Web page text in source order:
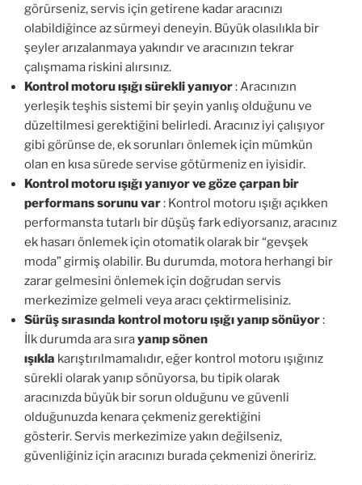
görürseniz, servis için getirene kadar aracınızı
olabildiğince az sürmeyi deneyin. Büyük olasılıkla bir
şeyler arızalanmaya yakındır ve aracınızın tekrar
çalışmama riskini alırsınız.
Kontrol motoru ışığı sürekli yanıyor: Aracınızın
yerleşik teşhis sistemi bir şeyin yanlış olduğunu ve
düzeltilmesi gerektiğini belirledi. Aracınız iyi çalışıyor
gibi görünse de, ek sorunları önlemek için mümkün
olan en kısa sürede servise götürmeniz en iyisidir.
Kontrol motoru ışığı yanıyor ve göze çarpan bir
performans sorunu var: Kontrol motoru ışığı açıkken
performansta tutarlı bir düşüş fark ediyorsanız, aracınız
ek hasarı önlemek için otomatik olarak bir “gevşek
moda” girmiş olabilir. Bu durumda, motora herhangi bir
zarar gelmesini önlemek için doğrudan servis
merkezimize gelmeli veya aracı çektirmelisiniz.
Sürüş sırasında kontrol motoru ışığı yanıp sönüyor:
İlk durumda ara sırayanıp sönen
ışıkla karıştırılmamalıdır, eğer kontrol motoru ışığınız
sürekli olarak yanıp sönüyorsa, bu tipik olarak
aracınızda büyük bir sorun olduğunu ve güvenli
olduğunuzda kenara çekmeniz gerektiğini
gösterir. Servis merkezimize yakın değilseniz,
güvenliğiniz için aracınızı burada çekmenizi öneririz.